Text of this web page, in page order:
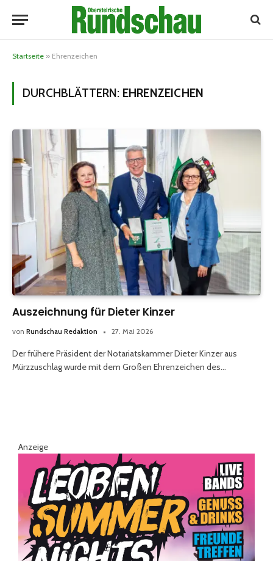
Startseite » Ehrenzeichen
DURCHBLÄTTERN: EHRENZEICHEN
Auszeichnung für Dieter Kinzer
von Rundschau Redaktion 27. Mai 2026
Der frühere Präsident der Notariatskammer Dieter Kinzer aus
Mürzzuschlag wurde mit dem Großen Ehrenzeichen des…
Anzeige